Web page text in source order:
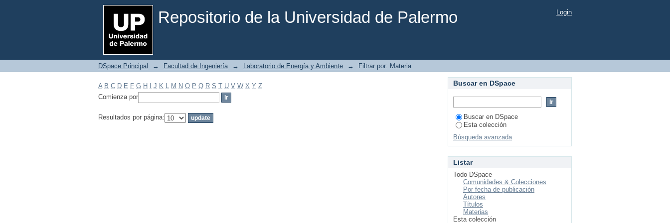
Repositorio de la Universidad de Palermo
Filtrar por: Materia Login
DSpace Principal → Facultad de Ingeniería → Laboratorio de Energía y Ambiente → Filtrar por: Materia
A B C D E F G H J K L M N O P Q R S T U V W X Y Z
Comienza por
Resultados por página:
Buscar en DSpace
Buscar en DSpace
Esta colección
Búsqueda avanzada
Listar
Todo DSpace
Comunidades & Colecciones
Por fecha de publicación
Autores
Títulos
Materias
Esta colección